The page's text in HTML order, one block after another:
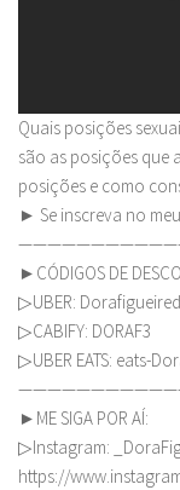
Quais posições
são as posições que
posições e como
► Se inscreva no
►CÓDIGOS DE
▷UBER:
▷CABIFY: DORAF3
▷UBER EATS: eats-
►ME SIGA POR AÍ:
▷Instagram:
https://